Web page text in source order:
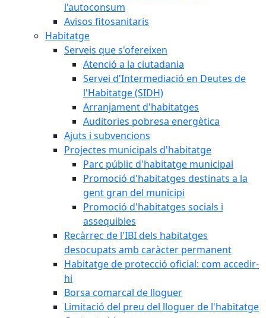
l'autoconsum
Avisos fitosanitaris
Habitatge
Serveis que s'ofereixen
Atenció a la ciutadania
Servei d'Intermediació en Deutes de
l'Habitatge (SIDH)
Arranjament d'habitatges
Auditories pobresa energètica
Ajuts i subvencions
Projectes municipals d'habitatge
Parc públic d'habitatge municipal
Promoció d'habitatges destinats a la
gent gran del municipi
Promoció d'habitatges socials i
assequibles
Recàrrec de l'IBI dels habitatges
desocupats amb caràcter permanent
Habitatge de protecció oficial: com accedir-
hi
Borsa comarcal de lloguer
Limitació del preu del lloguer de l'habitatge